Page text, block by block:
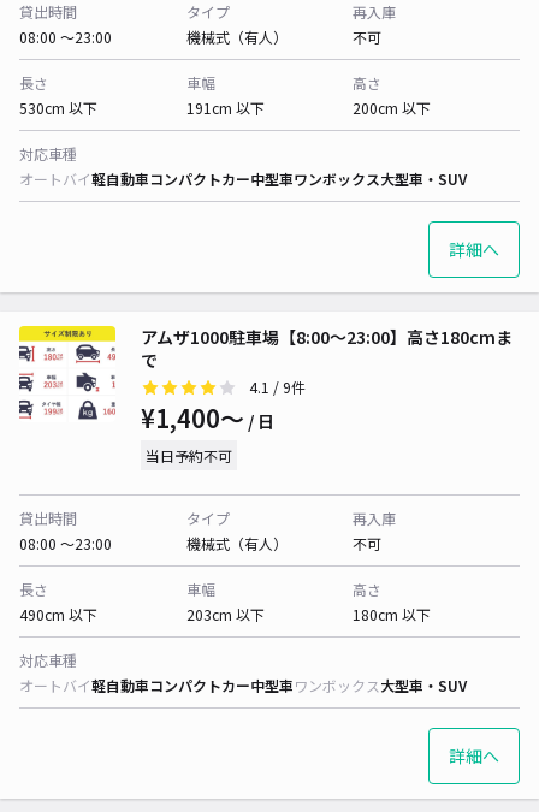
貸出時間
08:00 〜23:00
タイプ
機械式（有人）
再入庫
不可
長さ
530cm 以下
車幅
191cm 以下
高さ
200cm 以下
対応車種
オートバイ軽自動車コンパクトカー中型車ワンボックス大型車・SUV
詳細へ
アムザ1000駐車場【8:00〜23:00】高さ180cmま
で
4.1 / 9件
¥1,400〜 / 日
当日予約不可
貸出時間
08:00 〜23:00
タイプ
機械式（有人）
再入庫
不可
長さ
490cm 以下
車幅
203cm 以下
高さ
180cm 以下
対応車種
オートバイ軽自動車コンパクトカー中型車ワンボックス大型車・SUV
詳細へ